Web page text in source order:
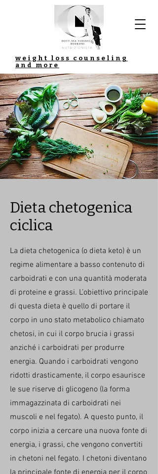
weight loss counseling
and more
Dieta chetogenica
ciclica
La dieta chetogenica (o dieta keto) è un
regime alimentare a basso contenuto di
carboidrati e con una quantità moderata
di proteine e grassi. L’obiettivo principale
di questa dieta è quello di portare il
corpo in uno stato metabolico chiamato
chetosi, in cui il corpo brucia i grassi
anziché i carboidrati per produrre
energia. Quando i carboidrati vengono
ridotti drasticamente, il corpo esaurisce
le sue riserve di glicogeno (la forma
immagazzinata di carboidrati nei
muscoli e nel fegato). A questo punto, il
corpo inizia a cercare una nuova fonte di
energia, i grassi, che vengono convertiti
in chetoni nel fegato. I chetoni diventano